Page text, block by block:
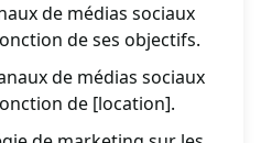
de médias sociaux
de ses objectifs.
de médias sociaux
de [location].